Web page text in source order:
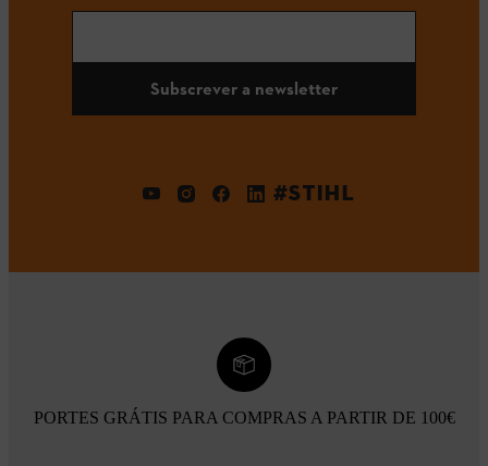
Subscrever a newsletter
#STIHL
PORTES GRÁTIS PARA COMPRAS A PARTIR DE 100€